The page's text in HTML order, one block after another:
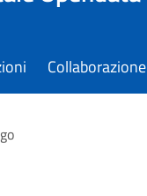
Collaborazione